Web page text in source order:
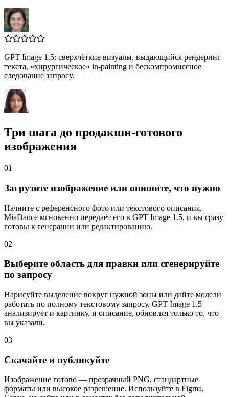
GPT Image 1.5: сверхчёткие визуалы, выдающийся рендеринг
текста, «хирургическое» in‑painting и бескомпромиссное
следование запросу.
Три шага до продакшн‑готового
изображения
01
Загрузите изображение или опишите, что нужно
Начните с референсного фото или текстового описания.
MiaDance мгновенно передаёт его в GPT Image 1.5, и вы сразу
готовы к генерации или редактированию.
02
Выберите область для правки или сгенерируйте
по запросу
Нарисуйте выделение вокруг нужной зоны или дайте модели
работать по полному текстовому запросу. GPT Image 1.5
анализирует и картинку, и описание, обновляя только то, что
вы указали.
03
Скачайте и публикуйте
Изображение готово — прозрачный PNG, стандартные
форматы или высокое разрешение. Используйте в Figma,